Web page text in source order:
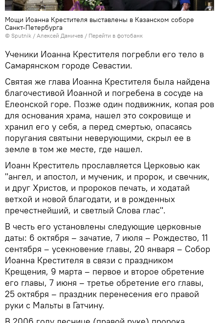
Мощи Иоанна Крестителя выставлены в Казанском соборе
Санкт-Петербурга
© Sputnik / Алексей Даничев / Перейти в фотобанк
Ученики Иоанна Крестителя погребли его тело в
Самарянском городе Севастии.
Святая же глава Иоанна Крестителя была найдена
благочестивой Иоанной и погребена в сосуде на
Елеонской горе. Позже один подвижник, копая ров
для основания храма, нашел это сокровище и
хранил его у себя, а перед смертью, опасаясь
поругания святыни неверующими, скрыл ее в
земле в том же месте, где нашел.
Иоанн Креститель прославляется Церковью как
"ангел, и апостол, и мученик, и пророк, и свечник,
и друг Христов, и пророков печать, и ходатай
ветхой и новой благодати, и в рожденных
пречестнейший, и светлый Слова глас".
В честь его установлены следующие церковные
даты: 6 октября – зачатие, 7 июля – Рождество, 11
сентября – усекновение главы, 20 января – Собор
Иоанна Крестителя в связи с праздником
Крещения, 9 марта – первое и второе обретение
его главы, 7 июня – третье обретение его главы,
25 октября – праздник перенесения его правой
руки с Мальты в Гатчину.